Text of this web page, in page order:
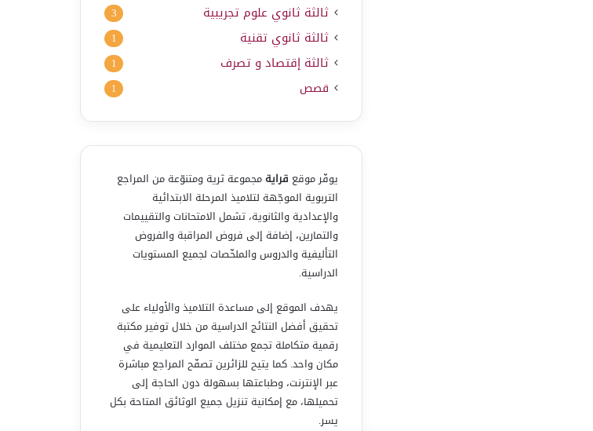
ثالثة ثانوي علوم تجريبية 3
ثالثة ثانوي تقنية 1
ثالثة إقتصاد و تصرف 1
قصص 1
يوفّر موقع قرايةمجموعة ثرية ومتنوّعة من المراجع
التربوية الموجّهة لتلاميذ المرحلة الابتدائية
والإعدادية والثانوية، تشمل الامتحانات والتقييمات
والتمارين، إضافة إلى فروض المراقبة والفروض
التأليفية والدروس والملخّصات لجميع المستويات
الدراسية.
يهدف الموقع إلى مساعدة التلاميذ والأولياء على
تحقيق أفضل النتائج الدراسية من خلال توفير مكتبة
رقمية متكاملة تجمع مختلف الموارد التعليمية في
مكان واحد. كما يتيح للزائرين تصفّح المراجع مباشرة
عبر الإنترنت، وطباعتها بسهولة دون الحاجة إلى
تحميلها، مع إمكانية تنزيل جميع الوثائق المتاحة بكل
يسر.